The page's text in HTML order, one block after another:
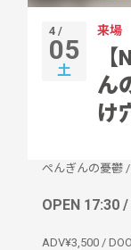
4 /
05
土
来場
ん
け
ぺんぎんの憂鬱 /
OPEN 17:30
ADV¥3,500 /